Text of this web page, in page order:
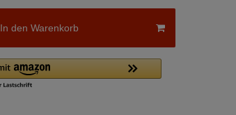
In den Warenkorb